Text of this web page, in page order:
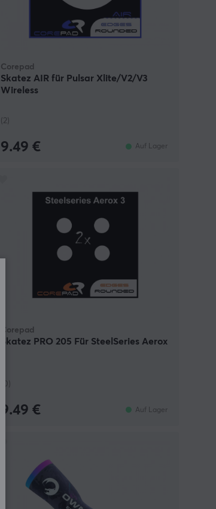
Corepad
Skatez AIR für Pulsar Xlite/V2/V3
Wireless
(2)
9.49 € Auf Lager
Corepad
Skatez PRO 205 Für SteelSeries Aerox
(0)
9.49 € Auf Lager